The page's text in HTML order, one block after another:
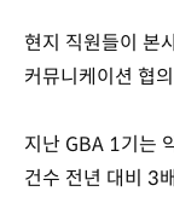
현지 직원들이 본
커뮤니케이션 협
지난 GBA 1기는
건수 전년 대비 3